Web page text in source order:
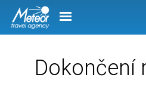
Dokončení